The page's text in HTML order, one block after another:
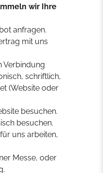
wir Ihre
anfragen.
mit uns
Verbindung
schriftlich,
(Website oder
besuchen.
besuchen.
uns arbeiten,
Messe, oder